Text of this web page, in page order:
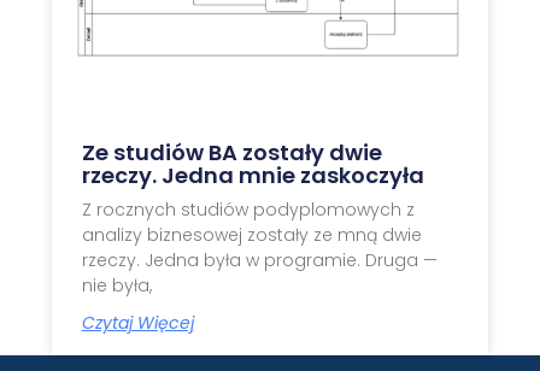
Ze studiów BA zostały dwie
rzeczy. Jedna mnie zaskoczyła
Z rocznych studiów podyplomowych z
analizy biznesowej zostały ze mną dwie
rzeczy. Jedna była w programie. Druga —
nie była,
Czytaj Więcej